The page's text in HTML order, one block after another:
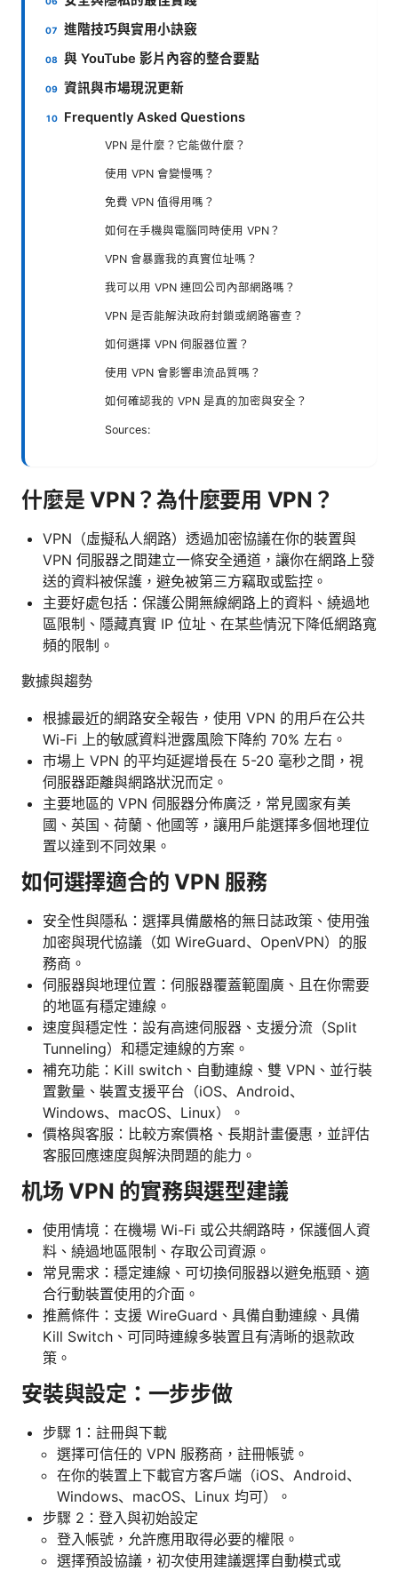
進階技巧與實用小訣竅
與 YouTube 影片內容的整合要點
資訊與市場現況更新
Frequently Asked Questions
VPN 是什麼？它能做什麼？
使用 VPN 會變慢嗎？
免費 VPN 值得用嗎？
如何在手機與電腦同時使用 VPN？
VPN 會暴露我的真實位址嗎？
我可以用 VPN 連回公司內部網路嗎？
VPN 是否能解決政府封鎖或網路審查？
如何選擇 VPN 伺服器位置？
使用 VPN 會影響串流品質嗎？
如何確認我的 VPN 是真的加密與安全？
Sources:
什麼是 VPN？為什麼要用 VPN？
VPN（虛擬私人網路）透過加密協議在你的裝置與
VPN 伺服器之間建立一條安全通道，讓你在網路上發
送的資料被保護，避免被第三方竊取或監控。
主要好處包括：保護公開無線網路上的資料、繞過地
區限制、隱藏真實 IP 位址、在某些情況下降低網路寬
頻的限制。
數據與趨勢
根據最近的網路安全報告，使用 VPN 的用戶在公共
Wi-Fi 上的敏感資料泄露風險下降約 70% 左右。
市場上 VPN 的平均延遲增長在 5-20 毫秒之間，視
伺服器距離與網路狀況而定。
主要地區的 VPN 伺服器分佈廣泛，常見國家有美
國、英国、荷蘭、他國等，讓用戶能選擇多個地理位
置以達到不同效果。
如何選擇適合的 VPN 服務
安全性與隱私：選擇具備嚴格的無日誌政策、使用強
加密與現代協議（如 WireGuard、OpenVPN）的服
務商。
伺服器與地理位置：伺服器覆蓋範圍廣、且在你需要
的地區有穩定連線。
速度與穩定性：設有高速伺服器、支援分流（Split
Tunneling）和穩定連線的方案。
補充功能：Kill switch、自動連線、雙 VPN、並行裝
置數量、裝置支援平台（iOS、Android、
Windows、macOS、Linux）。
價格與客服：比較方案價格、長期計畫優惠，並評估
客服回應速度與解決問題的能力。
机场 VPN 的實務與選型建議
使用情境：在機場 Wi-Fi 或公共網路時，保護個人資
料、繞過地區限制、存取公司資源。
常見需求：穩定連線、可切換伺服器以避免瓶頸、適
合行動裝置使用的介面。
推薦條件：支援 WireGuard、具備自動連線、具備
Kill Switch、可同時連線多裝置且有清晰的退款政
策。
安裝與設定：一步步做
步驟 1：註冊與下載
選擇可信任的 VPN 服務商，註冊帳號。
在你的裝置上下載官方客戶端（iOS、Android、
Windows、macOS、Linux 均可）。
步驟 2：登入與初始設定
登入帳號，允許應用取得必要的權限。
選擇預設協議，初次使用建議選擇自動模式或